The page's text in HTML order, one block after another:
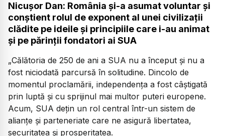
Nicușor Dan: România și-a asumat voluntar și
conștient rolul de exponent al unei civilizații
clădite pe ideile și principiile care i-au animat
și pe părinții fondatori ai SUA
„Călătoria de 250 de ani a SUA nu a început și nu a
fost niciodată parcursă în solitudine. Dincolo de
momentul proclamării, independența a fost câștigată
prin luptă și cu sprijinul mai multor puteri europene.
Acum, SUA dețin un rol central într-un sistem de
alianțe și parteneriate care ne asigură libertatea,
securitatea și prosperitatea.